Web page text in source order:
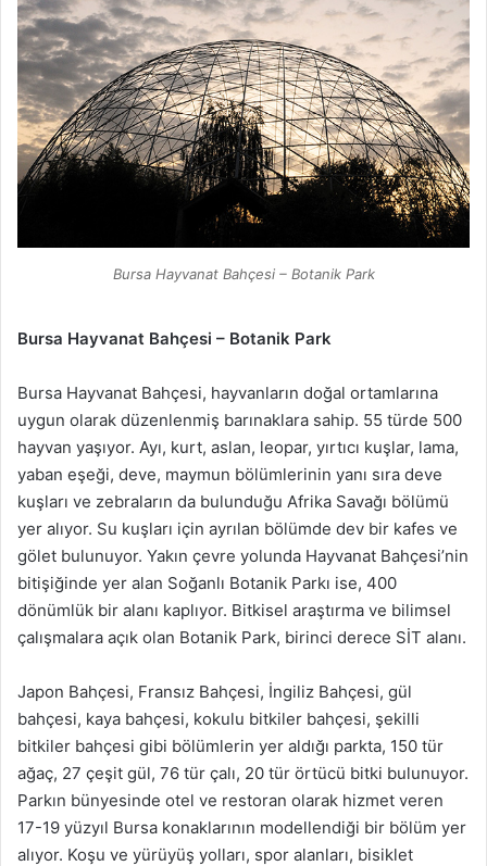
Bursa Hayvanat Bahçesi – Botanik Park
Bursa Hayvanat Bahçesi – Botanik Park
Bursa Hayvanat Bahçesi, hayvanların doğal ortamlarına
uygun olarak düzenlenmiş barınaklara sahip. 55 türde 500
hayvan yaşıyor. Ayı, kurt, aslan, leopar, yırtıcı kuşlar, lama,
yaban eşeği, deve, maymun bölümlerinin yanı sıra deve
kuşları ve zebraların da bulunduğu Afrika Savağı bölümü
yer alıyor. Su kuşları için ayrılan bölümde dev bir kafes ve
gölet bulunuyor. Yakın çevre yolunda Hayvanat Bahçesi’nin
bitişiğinde yer alan Soğanlı Botanik Parkı ise, 400
dönümlük bir alanı kaplıyor. Bitkisel araştırma ve bilimsel
çalışmalara açık olan Botanik Park, birinci derece SİT alanı.
Japon Bahçesi, Fransız Bahçesi, İngiliz Bahçesi, gül
bahçesi, kaya bahçesi, kokulu bitkiler bahçesi, şekilli
bitkiler bahçesi gibi bölümlerin yer aldığı parkta, 150 tür
ağaç, 27 çeşit gül, 76 tür çalı, 20 tür örtücü bitki bulunuyor.
Parkın bünyesinde otel ve restoran olarak hizmet veren
17-19 yüzyıl Bursa konaklarının modellendiği bir bölüm yer
alıyor. Koşu ve yürüyüş yolları, spor alanları, bisiklet